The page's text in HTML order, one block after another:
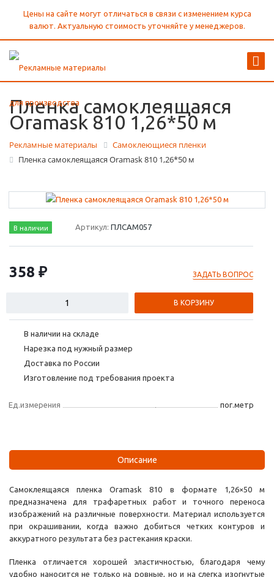
Цены на сайте могут отличаться в связи с изменением курса
валют. Актуальную стоимость уточняйте у менеджеров.
Пленка самоклеящаяся
Oramask 810 1,26*50 м
Рекламные материалы
Самоклеющиеся пленки
Пленка самоклеящаяся Oramask 810 1,26*50 м
В наличии Артикул:ПЛСАМ057
358 ₽ ЗАДАТЬ ВОПРОС
В КОРЗИНУ
В наличии на складе
Нарезка под нужный размер
Доставка по России
Изготовление под требования проекта
Ед.измерения пог.метр
Описание
Самоклеящаяся пленка Oramask 810 в формате 1,26×50 м
предназначена для трафаретных работ и точного переноса
изображений на различные поверхности. Материал используется
при окрашивании, когда важно добиться четких контуров и
аккуратного результата без растекания краски.
Пленка отличается хорошей эластичностью, благодаря чему
удобно наносится не только на ровные, но и на слегка изогнутые